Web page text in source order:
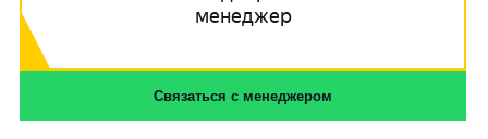
менеджер
Связаться с менеджером